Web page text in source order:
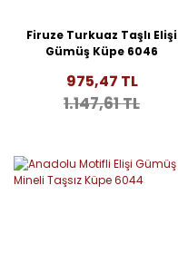
Firuze Turkuaz Taşlı Elişi
Gümüş Küpe 6046
975,47 TL
1.147,61 TL